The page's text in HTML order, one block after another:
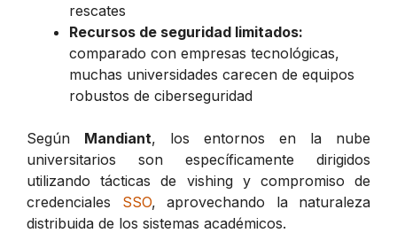
rescates
Recursos de seguridad limitados:
comparado con empresas tecnológicas,
muchas universidades carecen de equipos
robustos de ciberseguridad
Según Mandiant, los entornos en la nube
universitarios son específicamente dirigidos
utilizando tácticas de vishing y compromiso de
credenciales SSO, aprovechando la naturaleza
distribuida de los sistemas académicos.